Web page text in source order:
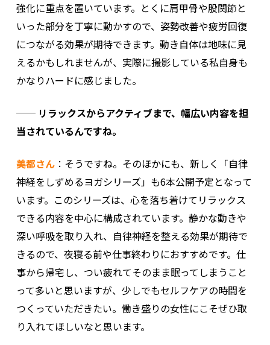
強化に重点を置いています。とくに肩甲骨や股関節と
いった部分を丁寧に動かすので、姿勢改善や疲労回復
につながる効果が期待できます。動き自体は地味に見
えるかもしれませんが、実際に撮影している私自身も
かなりハードに感じました。
── リラックスからアクティブまで、幅広い内容を担
当されているんですね。
美都さん：そうですね。そのほかにも、新しく「自律
神経をしずめるヨガシリーズ」も6本公開予定となって
います。このシリーズは、心を落ち着けてリラックス
できる内容を中心に構成されています。静かな動きや
深い呼吸を取り入れ、自律神経を整える効果が期待で
きるので、夜寝る前や仕事終わりにおすすめです。仕
事から帰宅し、つい疲れてそのまま眠ってしまうこと
って多いと思いますが、少しでもセルフケアの時間を
つくっていただきたい。働き盛りの女性にこそぜひ取
り入れてほしいなと思います。